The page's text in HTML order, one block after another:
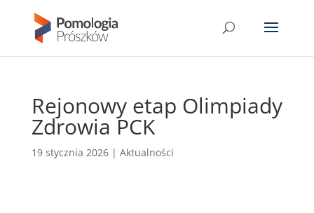
Rejonowy etap Olimpiady
Zdrowia PCK
19 stycznia 2026| Aktualności